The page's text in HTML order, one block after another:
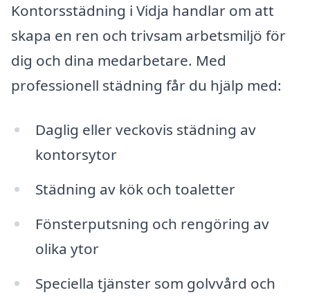
Kontorsstädning i Vidja handlar om att
skapa en ren och trivsam arbetsmiljö för
dig och dina medarbetare. Med
professionell städning får du hjälp med:
Daglig eller veckovis städning av
kontorsytor
Städning av kök och toaletter
Fönsterputsning och rengöring av
olika ytor
Speciella tjänster som golvvård och